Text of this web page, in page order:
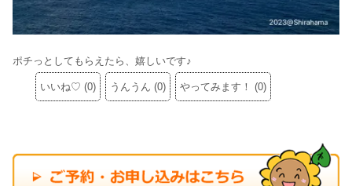
ポチっとしてもらえたら、嬉しいです♪
いいね♡ (0) うんうん (0) やってみます！ (0)